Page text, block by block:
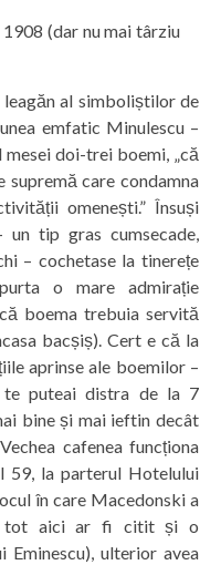
(dar nu mai târziu
leagăn al simboliștilor de
emfatic Minulescu –
doi-trei boemi, „că
care condamna
omenești.” Însuși
tip gras cumsecade,
– cochetase la tinerețe
o mare admirație
boema trebuia servită
bacșiș). Cert e că la
aprinse ale boemilor –
te puteai distra de la 7
bine și mai ieftin decât
cafenea funcționa
59, la parterul Hotelului
în care Macedonski a
tot aici ar fi citit și o
Eminescu), ulterior avea